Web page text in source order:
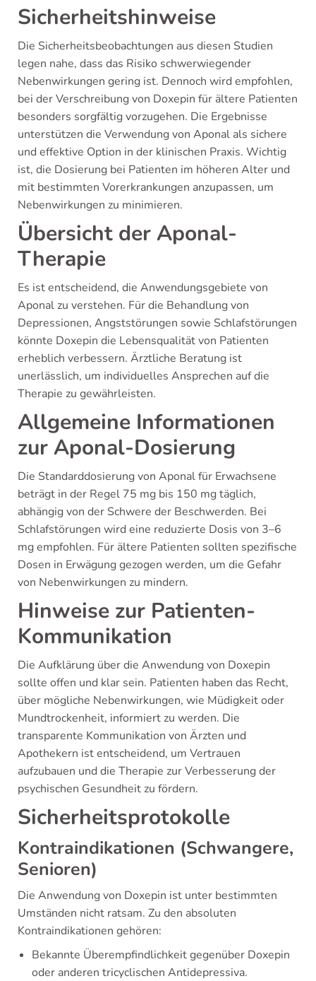
Sicherheitshinweise
Die Sicherheitsbeobachtungen aus diesen Studien
legen nahe, dass das Risiko schwerwiegender
Nebenwirkungen gering ist. Dennoch wird empfohlen,
bei der Verschreibung von Doxepin für ältere Patienten
besonders sorgfältig vorzugehen. Die Ergebnisse
unterstützen die Verwendung von Aponal als sichere
und effektive Option in der klinischen Praxis. Wichtig
ist, die Dosierung bei Patienten im höheren Alter und
mit bestimmten Vorerkrankungen anzupassen, um
Nebenwirkungen zu minimieren.
Übersicht der Aponal-
Therapie
Es ist entscheidend, die Anwendungsgebiete von
Aponal zu verstehen. Für die Behandlung von
Depressionen, Angststörungen sowie Schlafstörungen
könnte Doxepin die Lebensqualität von Patienten
erheblich verbessern. Ärztliche Beratung ist
unerlässlich, um individuelles Ansprechen auf die
Therapie zu gewährleisten.
Allgemeine Informationen
zur Aponal-Dosierung
Die Standarddosierung von Aponal für Erwachsene
beträgt in der Regel 75 mg bis 150 mg täglich,
abhängig von der Schwere der Beschwerden. Bei
Schlafstörungen wird eine reduzierte Dosis von 3–6
mg empfohlen. Für ältere Patienten sollten spezifische
Dosen in Erwägung gezogen werden, um die Gefahr
von Nebenwirkungen zu mindern.
Hinweise zur Patienten-
Kommunikation
Die Aufklärung über die Anwendung von Doxepin
sollte offen und klar sein. Patienten haben das Recht,
über mögliche Nebenwirkungen, wie Müdigkeit oder
Mundtrockenheit, informiert zu werden. Die
transparente Kommunikation von Ärzten und
Apothekern ist entscheidend, um Vertrauen
aufzubauen und die Therapie zur Verbesserung der
psychischen Gesundheit zu fördern.
Sicherheitsprotokolle
Kontraindikationen (Schwangere,
Senioren)
Die Anwendung von Doxepin ist unter bestimmten
Umständen nicht ratsam. Zu den absoluten
Kontraindikationen gehören:
Bekannte Überempfindlichkeit gegenüber Doxepin
oder anderen tricyclischen Antidepressiva.